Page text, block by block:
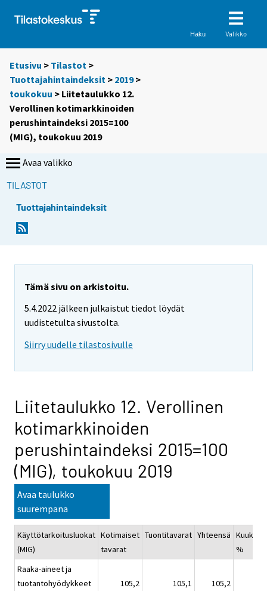
Haku Valikko
Etusivu > Tilastot >
Tuottajahintaindeksit > 2019>
toukokuu > Liitetaulukko 12.
Verollinen kotimarkkinoiden
perushintaindeksi 2015=100
(MIG), toukokuu 2019
Avaa valikko
TILASTOT
Tuottajahintaindeksit
Tämä sivu on arkistoitu.
5.4.2022 jälkeen julkaistut tiedot löydät
uudistetulta sivustolta.
Siirry uudelle tilastosivulle
Liitetaulukko 12. Verollinen
kotimarkkinoiden
perushintaindeksi 2015=100
(MIG), toukokuu 2019
Avaa taulukko
suurempana
Käyttötarkoitusluokat
(MIG)
Kotimaiset
tavarat
Tuontitavarat Yhteensä
%
Raaka-aineet ja
tuotantohyödykkeet
105,2 105,1
105,2